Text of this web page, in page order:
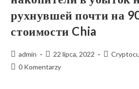
рухнувшей почти на
стоимости Chia
admin 22 lipca, 2022
0 Komentarzy